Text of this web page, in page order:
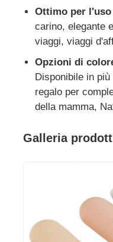
barattolo da viaggio
Borraccia in
Tazza Pieghevole in
Ottimo per
carino, elegante
viaggi, viaggi
Opzioni di
Disponibile in
regalo per
della mamma,
Galleria